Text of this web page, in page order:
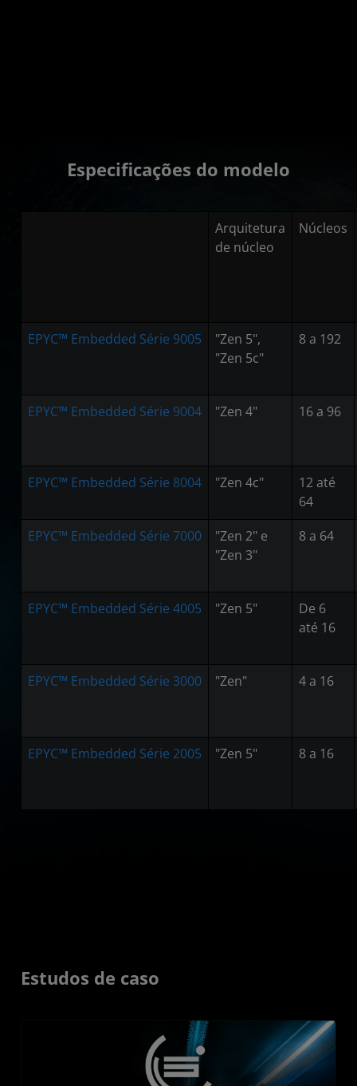
Especificações do modelo
Arquitetura
de núcleo
Núcleos
EPYC™ Embedded Série 9005
"Zen 5",
"Zen 5c"
8 a 192
EPYC™ Embedded Série 9004 "Zen 4" 16 a 96
EPYC™ Embedded Série 8004 "Zen 4c"
12 até
64
EPYC™ Embedded Série 7000
"Zen 2" e
"Zen 3"
8 a 64
EPYC™ Embedded Série 4005 "Zen 5"
De 6
até 16
EPYC™ Embedded Série 3000 "Zen" 4 a 16
EPYC™ Embedded Série 2005 "Zen 5" 8 a 16
Estudos de caso